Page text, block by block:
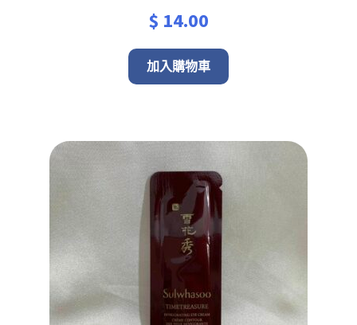
$ 14.00
加入購物車